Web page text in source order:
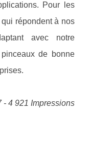
Pour les
répondent à nos
avec notre
de bonne
- 4 921 Impressions